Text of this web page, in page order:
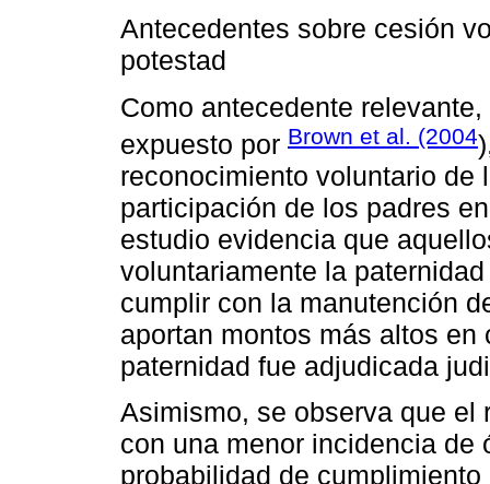
Antecedentes sobre cesión
potestad
Como antecedente
expuesto por Brown et al. (2004
reconocimiento voluntario de
participación de los padres
estudio evidencia que
voluntariamente la
cumplir con la manutención
aportan montos más altos
paternidad fue adjudicada
Asimismo, se observa que el
con una menor incidencia de
probabilidad de